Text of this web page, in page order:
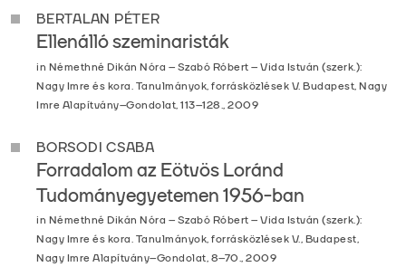
BERTALAN PÉTER
Ellenálló szeminaristák
in Némethné Dikán Nóra – Szabó Róbert – Vida István (szerk.):
Nagy Imre és kora. Tanulmányok, forrásközlések V. Budapest, Nagy
Imre Alapítvány–Gondolat, 113–128., 2009
BORSODI CSABA
Forradalom az Eötvös Loránd
Tudományegyetemen 1956-ban
in Némethné Dikán Nóra – Szabó Róbert – Vida István (szerk.):
Nagy Imre és kora. Tanulmányok, forrásközlések V., Budapest,
Nagy Imre Alapítvány–Gondolat, 8–70., 2009